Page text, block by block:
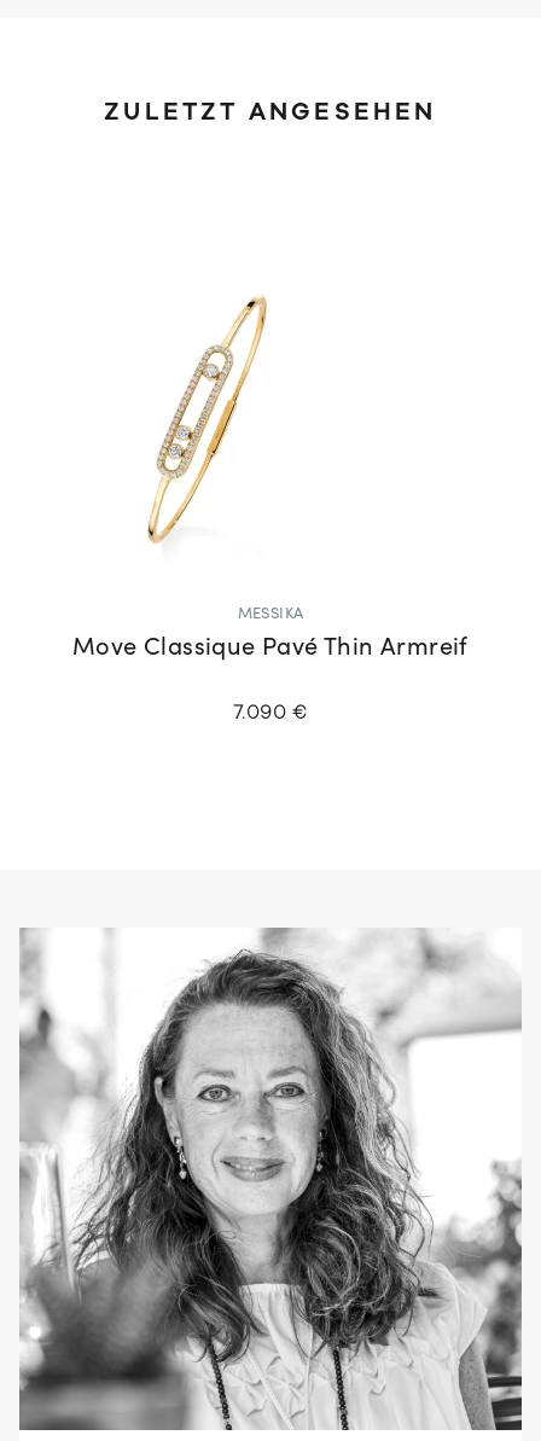
ZULETZT ANGESEHEN
MESSIKA
Move Classique Pavé Thin Armreif
7.090 €